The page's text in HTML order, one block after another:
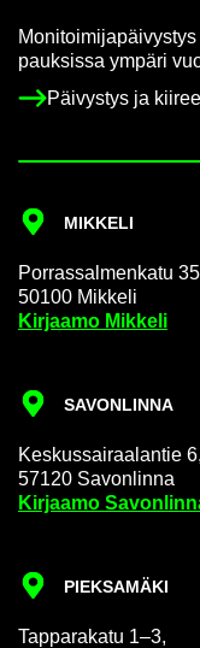
pauk­sis­sa ym­pä­ri
Päi­vys­tys ja
MIK­KE­LI
Por­ras­sal­men­ka­tu
50100 Mik­ke­li
Kir­jaa­mo Mik­ke­li
SA­VON­LIN­NA
Kes­kus­sai­raa­lan­tie 6,
57120 Sa­von­lin­na
Kir­jaa­mo
PIEK­SA­MÄ­KI
Tap­pa­ra­ka­tu 1–3,